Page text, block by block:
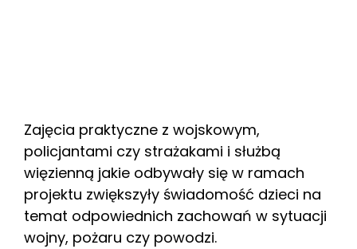
Zajęcia praktyczne z wojskowym,
policjantami czy strażakami i służbą
więzienną jakie odbywały się w ramach
projektu zwiększyły świadomość dzieci na
temat odpowiednich zachowań w sytuacji
wojny, pożaru czy powodzi.